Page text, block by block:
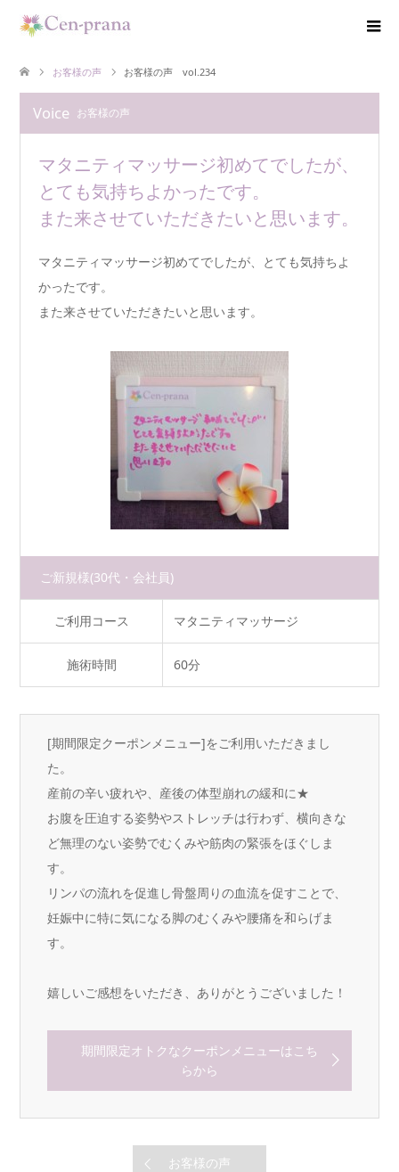
お客様の声 お客様の声 vol.234
Voice お客様の声
マタニティマッサージ初めてでしたが、
とても気持ちよかったです。
また来させていただきたいと思います。
マタニティマッサージ初めてでしたが、とても気持ちよ
かったです。
また来させていただきたいと思います。
ご新規様(30代・会社員)
ご利用コース マタニティマッサージ
施術時間 60分
[期間限定クーポンメニュー]をご利用いただきまし
た。
産前の辛い疲れや、産後の体型崩れの緩和に★
お腹を圧迫する姿勢やストレッチは行わず、横向きな
ど無理のない姿勢でむくみや筋肉の緊張をほぐしま
す。
リンパの流れを促進し骨盤周りの血流を促すことで、
妊娠中に特に気になる脚のむくみや腰痛を和らげま
す。
嬉しいご感想をいただき、ありがとうございました！
期間限定オトクなクーポンメニューはこち
らから
お客様の声